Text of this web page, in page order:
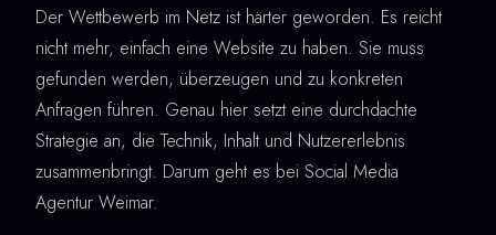
Der Wettbewerb im Netz ist härter geworden. Es reicht
nicht mehr, einfach eine Website zu haben. Sie muss
gefunden werden, überzeugen und zu konkreten
Anfragen führen. Genau hier setzt eine durchdachte
Strategie an, die Technik, Inhalt und Nutzererlebnis
zusammenbringt. Darum geht es bei Social Media
Agentur Weimar.